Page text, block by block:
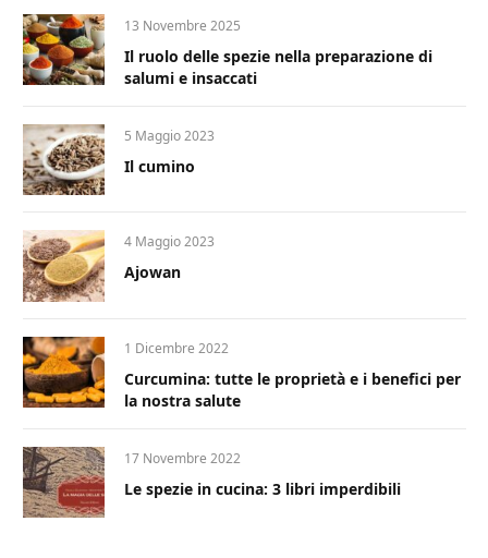
13 Novembre 2025
Il ruolo delle spezie nella preparazione di
salumi e insaccati
5 Maggio 2023
Il cumino
4 Maggio 2023
Ajowan
1 Dicembre 2022
Curcumina: tutte le proprietà e i benefici per
la nostra salute
17 Novembre 2022
Le spezie in cucina: 3 libri imperdibili